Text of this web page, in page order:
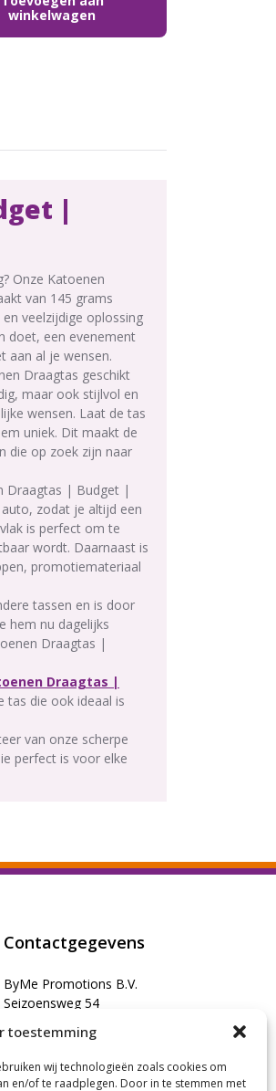
toestemming
wij technologieën zoals cookies om
en/of te raadplegen. Door in te stemmen met
winkelwagen
|
Onze Katoenen
van 145 grams
veelzijdige oplossing
doet, een evenement
aan al je wensen.
Draagtas geschikt
maar ook stijlvol en
wensen. Laat de tas
uniek. Dit maakt de
die op zoek zijn naar
Draagtas | Budget |
zodat je altijd een
is perfect om te
wordt. Daarnaast is
promotiemateriaal
tassen en is door
hem nu dagelijks
Draagtas |
Draagtas |
tas die ook ideaal is
van onze scherpe
perfect is voor elke
Contactgegevens
ByMe Promotions B.V.
Seizoensweg 54
T: 053 - 2030105
E:info@byMEpromotions.nl